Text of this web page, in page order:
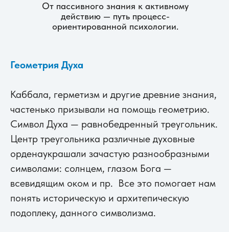
От пассивного знания к активному
действию — путь процесс-
ориентированной психологии.
Геометрия Духа
Каббала, герметизм и другие древние знания,
частенько призывали на помощь геометрию.
Символ Духа — равнобедренный треугольник.
Центр треугольника различные духовные
орденаукрашали зачастую разнообразными
символами: солнцем, глазом Бога —
всевидящим оком и пр. Все это помогает нам
понять историческую и архитепическую
подоплеку, данного символизма.